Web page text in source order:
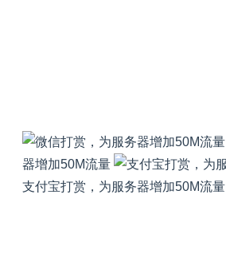
器增加50M流量
支付宝打赏，为服务器增加50M流量